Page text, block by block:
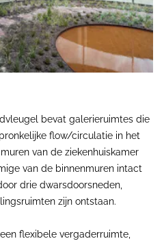
bevat galerieruimtes die
flow/circulatie in het
van de ziekenhuiskamer
van de binnenmuren intact
drie dwarsdoorsneden,
zijn ontstaan.
flexibele vergaderruimte,